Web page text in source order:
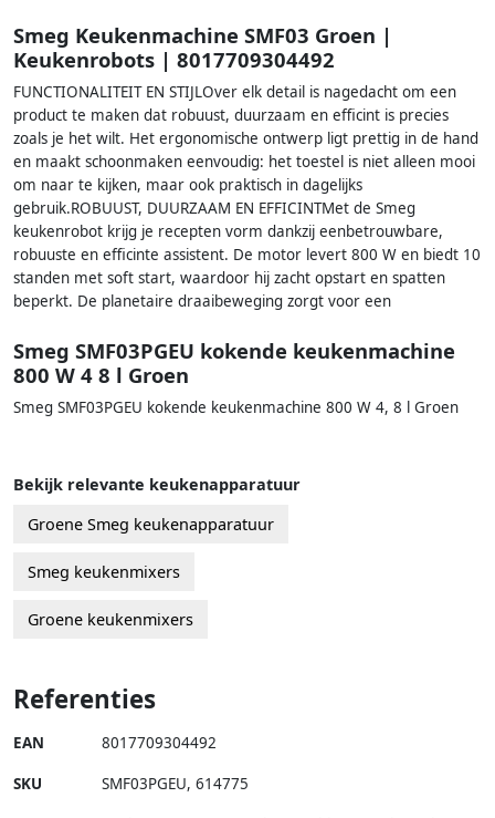
Smeg Keukenmachine SMF03 Groen |
Keukenrobots | 8017709304492
FUNCTIONALITEIT EN STIJLOver elk detail is nagedacht om een
product te maken dat robuust, duurzaam en efficint is precies
zoals je het wilt. Het ergonomische ontwerp ligt prettig in de hand
en maakt schoonmaken eenvoudig: het toestel is niet alleen mooi
om naar te kijken, maar ook praktisch in dagelijks
gebruik.ROBUUST, DUURZAAM EN EFFICINTMet de Smeg
keukenrobot krijg je recepten vorm dankzij eenbetrouwbare,
robuuste en efficinte assistent. De motor levert 800 W en biedt 10
standen met soft start, waardoor hij zacht opstart en spatten
beperkt. De planetaire draaibeweging zorgt voor een
Smeg SMF03PGEU kokende keukenmachine
800 W 4 8 l Groen
Smeg SMF03PGEU kokende keukenmachine 800 W 4, 8 l Groen
Bekijk relevante keukenapparatuur
Groene Smeg keukenapparatuur
Smeg keukenmixers
Groene keukenmixers
Referenties
EAN 8017709304492
SKU SMF03PGEU, 614775